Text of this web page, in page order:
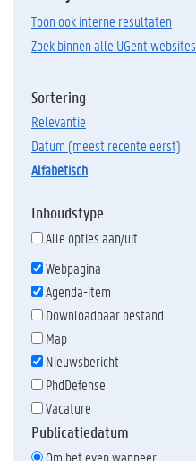
Toon ook interne resultaten
Zoek binnen alle UGent websites
Sortering
relevantie
datum (meest recente eerst)
alfabetisch
Inhoudstype
Alle opties aan/uit
Webpagina
Agenda-item
Downloadbaar bestand
Map
Nieuwsbericht
PhdDefense
Vacature
Publicatiedatum
Om het even wanneer